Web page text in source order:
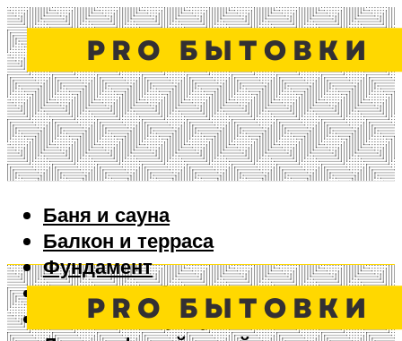
Баня и сауна
Балкон и терраса
Фундамент
Ворота и забор
Дизайн интерьера